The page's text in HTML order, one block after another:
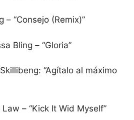
– “Consejo (Remix)”
Bling – “Gloria”
“Agítalo al máximo
– “Kick It Wid Myself”